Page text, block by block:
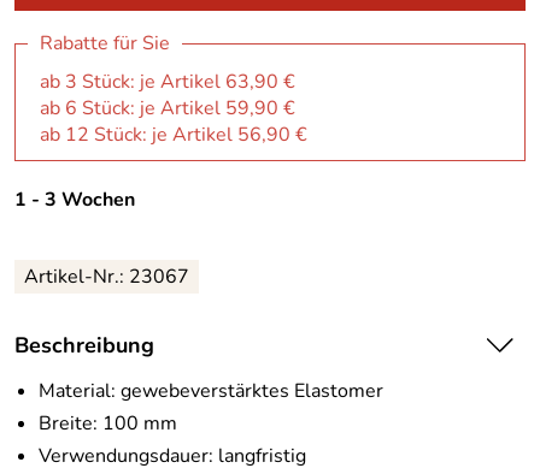
Rabatte für Sie
ab 3 Stück: je Artikel 63,90 €
ab 6 Stück: je Artikel 59,90 €
ab 12 Stück: je Artikel 56,90 €
1 - 3 Wochen
Artikel-Nr.: 23067
Beschreibung
Material: gewebeverstärktes Elastomer
Breite: 100 mm
Verwendungsdauer: langfristig